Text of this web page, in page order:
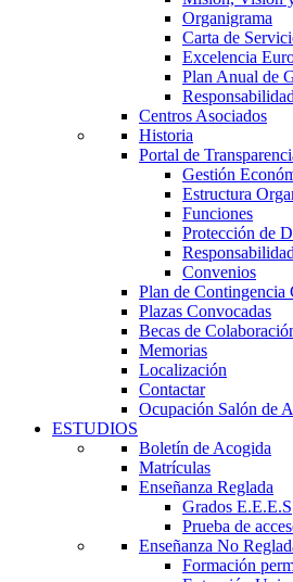
Organigrama
Carta de
Excelencia
Plan Anual de
Centros Asociados
Historia
Portal de
Gestión
Estructura
Funciones
Protección de
Convenios
Plan de Contingencia
Plazas Convocadas
Becas de
Memorias
Localización
Contactar
Ocupación Salón de
ESTUDIOS
Boletín de Acogida
Matrículas
Enseñanza Reglada
Grados E.E.E.S
Prueba de
Enseñanza No
Formación